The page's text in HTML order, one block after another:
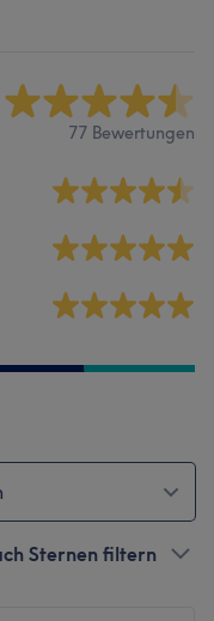
77 Bewertungen
Sternen filtern